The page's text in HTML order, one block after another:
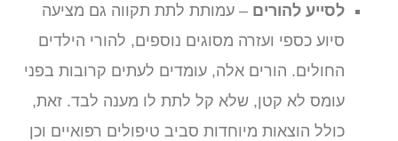
לסייע להורים– עמותת לתת תקווה גם מציעה
סיוע כספי ועזרה מסוגים נוספים, להורי הילדים
החולים. הורים אלה, עומדים לעתים קרובות בפני
עומס לא קטן, שלא קל לתת לו מענה לבד. זאת,
כולל הוצאות מיוחדות סביב טיפולים רפואיים וכן